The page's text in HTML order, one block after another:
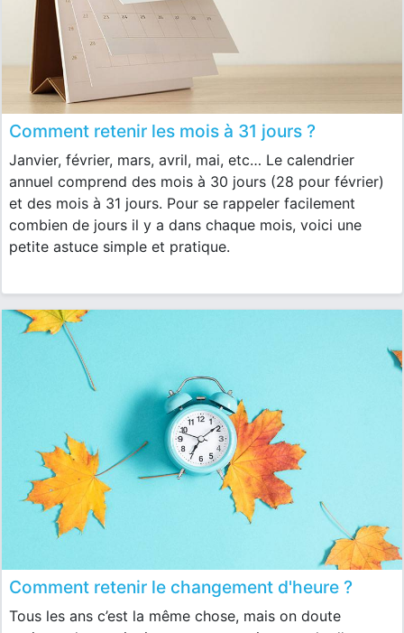
Comment retenir les mois à 31 jours ?
Janvier, février, mars, avril, mai, etc… Le calendrier
annuel comprend des mois à 30 jours (28 pour février)
et des mois à 31 jours. Pour se rappeler facilement
combien de jours il y a dans chaque mois, voici une
petite astuce simple et pratique.
Comment retenir le changement d'heure ?
Tous les ans c’est la même chose, mais on doute